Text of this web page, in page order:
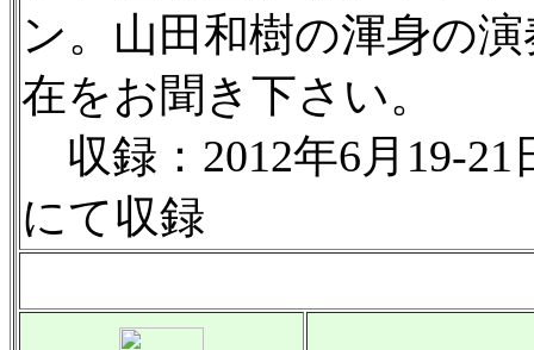
ン。山田和樹の渾身の
在をお聞き下さい。
収録：2012年6月19-
にて収録